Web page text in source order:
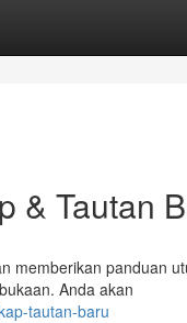
& Tautan
memberikan panduan
Anda akan
tautan-baru